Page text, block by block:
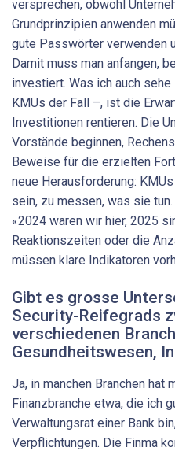
versprechen, obwohl
Grundprinzipien anwenden
gute Passwörter verwenden
Damit muss man anfangen,
investiert. Was ich auch
KMUs der Fall –, ist die
Investitionen rentieren. Die
Vorstände beginnen,
Beweise für die erzielten
neue Herausforderung:
sein, zu messen, was sie
«2024 waren wir hier, 2025
Reaktionszeiten oder die
müssen klare Indikatoren
Gibt es grosse
Security-Reifegrads
verschiedenen
Gesundheitswesen,
Ja, in manchen Branchen hat
Finanzbranche etwa, die ich
Verwaltungsrat einer Bank
Verpflichtungen. Die Finma